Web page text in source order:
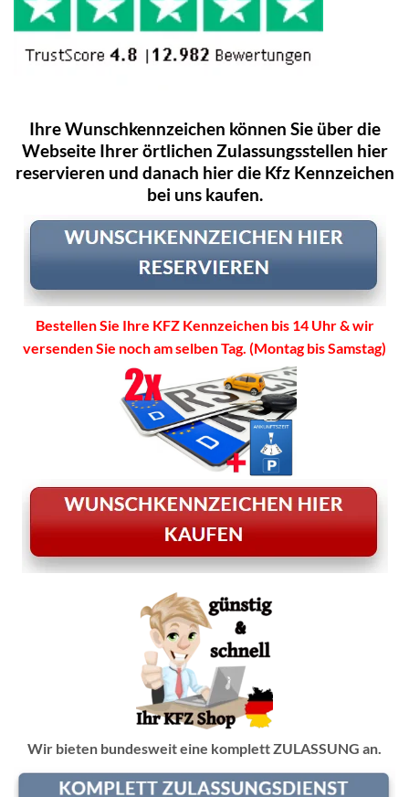
Ihre Wunschkennzeichen können Sie über die
Webseite Ihrer örtlichen Zulassungsstellen hier
reservieren und danach hier die Kfz Kennzeichen
bei uns kaufen.
Bestellen Sie Ihre KFZ Kennzeichen bis 14 Uhr & wir
versenden Sie noch am selben Tag. (Montag bis Samstag)
Wir bieten bundesweit eine komplett ZULASSUNG an.